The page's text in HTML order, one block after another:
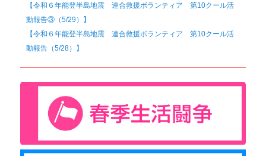
【令和６年能登半島地震 連合救援ボランティア 第10クール活
動報告③（5/29）】
【令和６年能登半島地震 連合救援ボランティア 第10クール活
動報告（5/28）】